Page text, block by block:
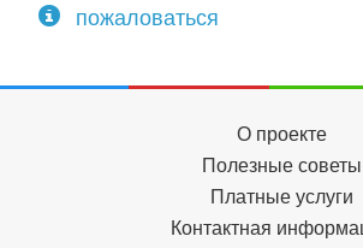
пожаловаться
О проекте
Полезные советы
Платные услуги
Контактная